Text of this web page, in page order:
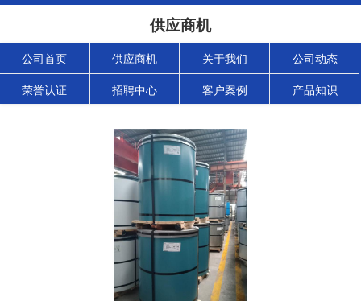
供应商机
公司首页 供应商机 关于我们 公司动态
荣誉认证 招聘中心 客户案例 产品知识